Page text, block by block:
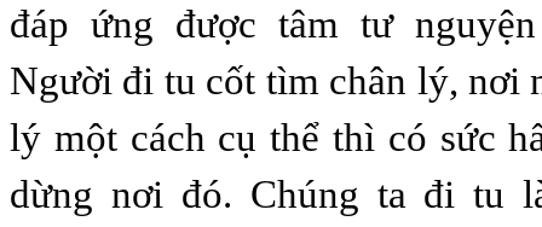
đáp ứng được tâm tư
Người đi tu cốt tìm chân lý, nơi
lý một cách cụ thể thì có sức
dừng nơi đó. Chúng ta đi tu